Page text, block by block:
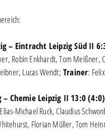
– Eintracht Leipzig Süd II
Robin Enkhardt, Tom Meißner,
Lucas Wendt; Trainer:
– Chemie Leipzig II 13:0 (4:0)
Michael Ruck, Claudius
Florian Müller, Tom